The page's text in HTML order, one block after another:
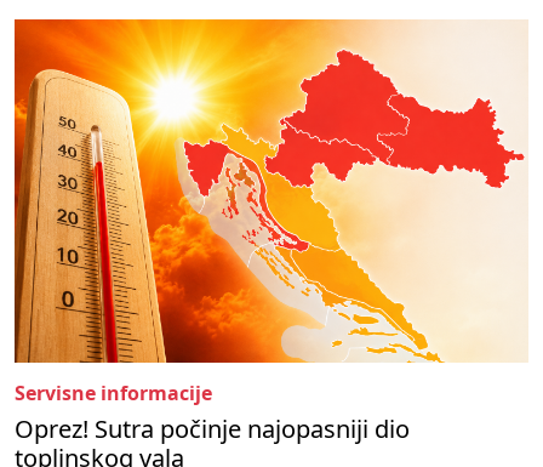
Servisne informacije
Oprez! Sutra počinje najopasniji dio
toplinskog vala